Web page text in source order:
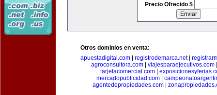
Precio Ofrecido $
Otros dominios en venta:
apuestadigital.com
registrodemarca.net|
agroconsultora.com
viajesparaejecutivos.com
tarjetacomercial.com
mercadopublicidad.com|
agentedepropiedades.com